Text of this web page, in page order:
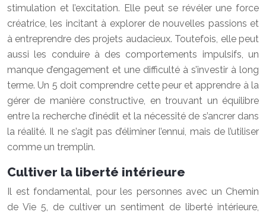
stimulation et l’excitation. Elle peut se révéler une force
créatrice, les incitant à explorer de nouvelles passions et
à entreprendre des projets audacieux. Toutefois, elle peut
aussi les conduire à des comportements impulsifs, un
manque d’engagement et une difficulté à s’investir à long
terme. Un 5 doit comprendre cette peur et apprendre à la
gérer de manière constructive, en trouvant un équilibre
entre la recherche d’inédit et la nécessité de s’ancrer dans
la réalité. Il ne s’agit pas d’éliminer l’ennui, mais de l’utiliser
comme un tremplin.
Cultiver la liberté intérieure
Il est fondamental, pour les personnes avec un Chemin
de Vie 5, de cultiver un sentiment de liberté intérieure,